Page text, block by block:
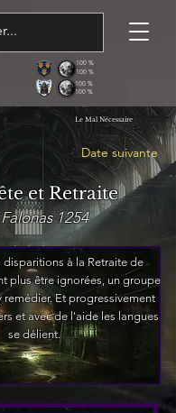
100 %
100 %
100 %
100 %
Le Mal Nécessaire
Date suivante
et Retraite
Falonas 1254
à la Retraite de
plus être ignorées, un groupe
remédier. Et progressivement
et avec de l'aide les langues
se délient.